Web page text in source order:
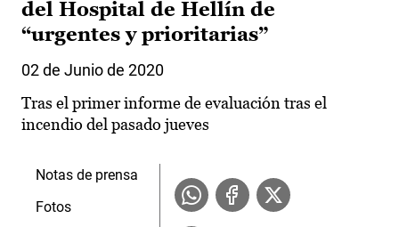
del Hospital de Hellín de
“urgentes y prioritarias”
02 de Junio de 2020
Tras el primer informe de evaluación tras el
incendio del pasado jueves
Notas de prensa
Fotos